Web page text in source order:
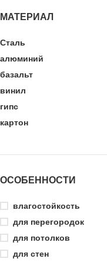
МАТЕРИАЛ
Сталь
алюминий
базальт
винил
гипс
картон
оцинкованная сталь
пластик
полипропилен
полиэтилен
стекловолокно
флизилин
ОСОБЕННОСТИ
влагостойкость
для перегородок
для потолков
для стен